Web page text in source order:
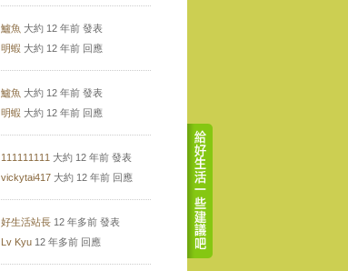
鱸魚 大約 12 年前 發表
明蝦 大約 12 年前 回應
鱸魚 大約 12 年前 發表
明蝦 大約 12 年前 回應
111111111 大約 12 年前 發表
vickytai417 大約 12 年前 回應
好生活站長 12 年多前 發表
Lv Kyu 12 年多前 回應